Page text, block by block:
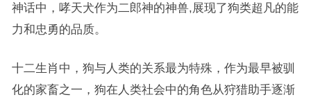
神话中，哮天犬作为二郎神的神兽,展现了狗类超凡的能
力和忠勇的品质。
十二生肖中，狗与人类的关系最为特殊，作为最早被驯
化的家畜之一，狗在人类社会中的角色从狩猎助手逐渐